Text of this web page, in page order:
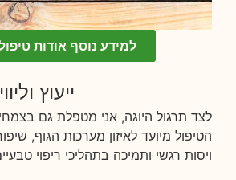
למידע נוסף אודות
ייעוץ
לצד תרגול היוגה, אני מטפלת גם
הטיפול מיועד לאיזון מערכות הגוף,
ויסות רגשי ותמיכה בתהליכי ריפוי